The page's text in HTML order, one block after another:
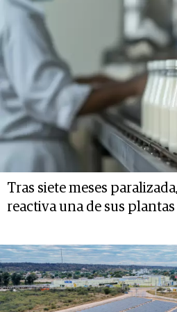
Tras siete meses
reactiva una de sus plantas